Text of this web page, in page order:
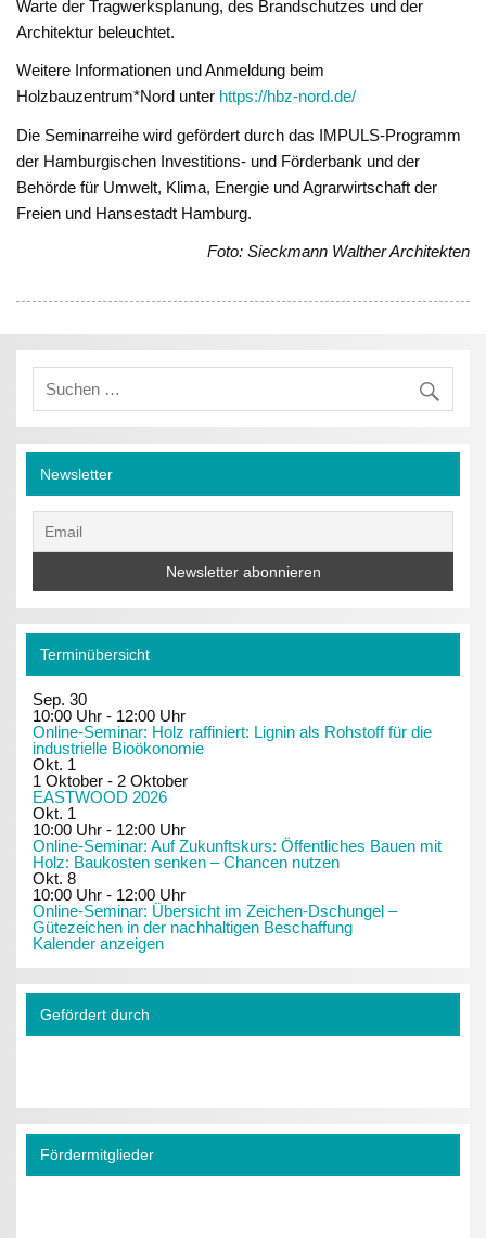
Warte der Tragwerksplanung, des Brandschutzes und der
Architektur beleuchtet.
Weitere Informationen und Anmeldung beim
Holzbauzentrum*Nord unter https://hbz-nord.de/
Die Seminarreihe wird gefördert durch das IMPULS-Programm
der Hamburgischen Investitions- und Förderbank und der
Behörde für Umwelt, Klima, Energie und Agrarwirtschaft der
Freien und Hansestadt Hamburg.
Foto: Sieckmann Walther Architekten
Newsletter
Terminübersicht
Sep.30
10:00 Uhr - 12:00 Uhr
Online-Seminar: Holz raffiniert: Lignin als Rohstoff für die
industrielle Bioökonomie
Okt. 1
1 Oktober - 2 Oktober
EASTWOOD 2026
Okt. 1
10:00 Uhr - 12:00 Uhr
Online-Seminar: Auf Zukunftskurs: Öffentliches Bauen mit
Holz: Baukosten senken – Chancen nutzen
Okt.8
10:00 Uhr - 12:00 Uhr
Online-Seminar: Übersicht im Zeichen-Dschungel –
Gütezeichen in der nachhaltigen Beschaffung
Kalender anzeigen
Gefördert durch
Fördermitglieder